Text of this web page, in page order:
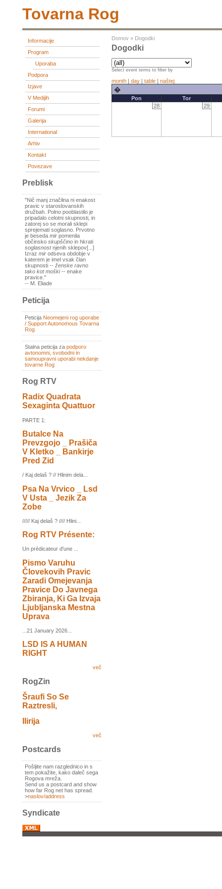
Tovarna Rog
Informacije
Program
Uporaba
Podpora
Izjave
V Medijih
Forumi
Galerija
International
Arhiv
Kontakt
Povezave
Preblisk
"Nič manj značilna ni enakost
pravic v staroslovanskih
družbah. Polno pooblastilo je
pripadalo celotni skupnosti, in
zatorej so se morali sklepi
sprejemati soglasno. Prvotno
je beseda mir pomenila
občinsko skupščino in hkrati
soglasnostnjenih sklepov[...]
Izraz mir odseva obdobje v
katerem je imel vsak član
skupnosti -- ženske ravno
tako kot moški-- enake
pravice."
-- M. Eliade
Peticija
Peticija Neomejeni rog uporabe
/ Support Autonomous Tovarna
Rog
Stalna peticija za podporo
avtonomni, svobodni in
samoupravni uporabi nekdanje
tovarne Rog
Rog RTV
Radix Quadrata
Sexaginta Quattuor
PARTE 1:
Butalce Na
Prevzgojo _ Prašiča
V Kletko _ Bankirje
Pred Zid
/ Kaj delaš ? // Hlinim dela...
Psa Na Vrvico _ Lsd
V Usta _ Jezik Za
Zobe
///// Kaj delaš ? //// Hlini...
Rog RTV Présente:
Un prédicateur d'une ...
Pismo Varuhu
Človekovih Pravic
Zaradi Omejevanja
Pravice Do Javnega
Zbiranja, Ki Ga Izvaja
Ljubljanska Mestna
Uprava
...21 January 2026...
LSD IS A HUMAN
RIGHT
več
RogZin
Šraufi So Se
Raztresli,
Ilirija
več
Postcards
Pošljite nam razglednico in s
tem pokažite, kako daleč sega
Rogova mreža.
Send us a postcard and show
how far Rog net has spread.
>naslov/address
Syndicate
Domov » Dogodki
Dogodki
Select event terms to filter by
month | day | table | naštej
�
Pon
Tor
28
29